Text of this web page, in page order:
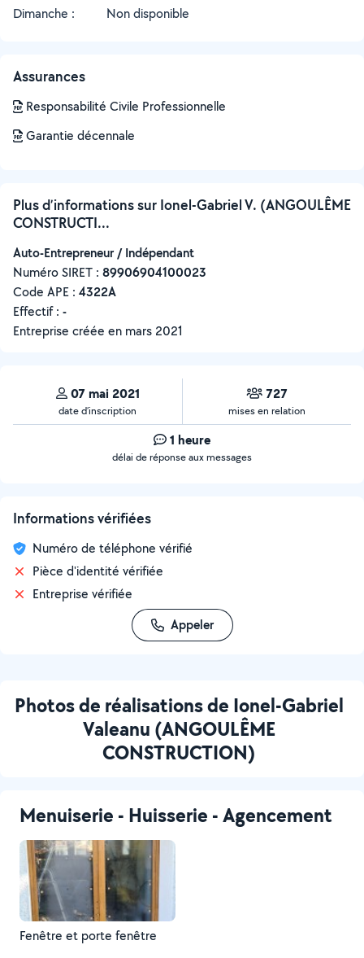
Dimanche : Non disponible
Assurances
Responsabilité Civile Professionnelle
Garantie décennale
Plus d’informations sur Ionel-Gabriel V. (ANGOULÊME
CONSTRUCTI...
Auto-Entrepreneur / Indépendant
Numéro SIRET : ‍89906904100023
Code APE : 4322A
Effectif : -
Entreprise créée en mars 2021
07 mai 2021
date d’inscription
727
mises en relation
1 heure
délai de réponse aux messages
Informations vérifiées
Numéro de téléphone vérifié
Pièce d'identité vérifiée
Entreprise vérifiée
Appeler
Photos de réalisations de Ionel-Gabriel
Valeanu (ANGOULÊME
CONSTRUCTION)
Menuiserie - Huisserie - Agencement
Fenêtre et porte fenêtre